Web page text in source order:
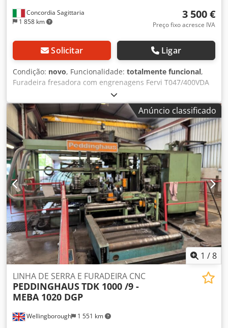
Concordia Sagittaria
1 858 km
3 500 €
Preço fixo acresce IVA
Solicitar Ligar
Condição: novo, Funcionalidade: totalmente funcional,
Furadeira fresadora com engrenagens Fervi T047/400VDA
com roscagem, 400V 1,5kW FABRICAÇÃO NOVA –
CERTIFICAÇÃO “CE” Preço promocional – disponibilidade
única, sujeito a venda prévia. A máquina pode ser
utilizada para: - Fresagem Dcjdeg Npiwspfx Ailek - Furação
- Rosqueamento Especificações técnicas: - Capacidade de
furação em ferro fundido (com pré-furo): ø 40 mm -
Capacidade máxima de furação em aço (com pré-furo): ø
32 mm - Capacidade de fresagem com fresa de pastilhas: ø
80 mm - Capacidade de fresagem: ø 25 mm - Capacidade
de rosqueamento: ø 22 mm - Cone porta-ferramenta: CM 4
- Curso do mandril: 130 mm - Canote: ø 76 mm - Coluna: ø
115 mm - Inclinação da cabeça: ± 60° - Velocidade do eixo:
(12) 75 a 3200 rpm - Motor trifásico: 400V 50Hz, 1,1–1,5 kW
- Dimensões da mesa: 585 x 190 mm - Ranhura: 12 mm -
Dimensões da base: 648 x 412 mm - Dimensões totais: 740
x 790 x 1960h mm - Peso: 390 kg
Anúncio classificado
1 /8
Wellingborough 1 551 km
LINHA DE SERRA E FURADEIRA CNC
PEDDINGHAUSTDK 1000 /9 -
MEBA 1020 DGP